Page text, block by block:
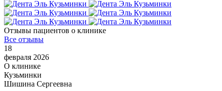
Отзывы пациентов о клинике
Все отзывы
18
февраля 2026
О клинике
Кузьминки
Шишина Сергеевна